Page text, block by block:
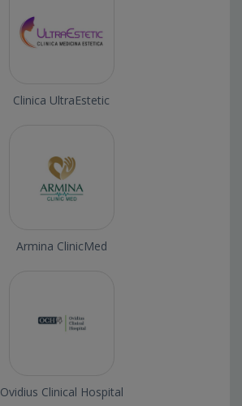
Clinica UltraEstetic
Armina ClinicMed
Ovidius Clinical Hospital